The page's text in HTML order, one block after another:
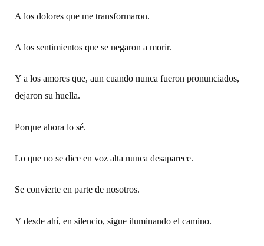
A los dolores que me transformaron.
A los sentimientos que se negaron a morir.
Y a los amores que, aun cuando nunca fueron pronunciados,
dejaron su huella.
Porque ahora lo sé.
Lo que no se dice en voz alta nunca desaparece.
Se convierte en parte de nosotros.
Y desde ahí, en silencio, sigue iluminando el camino.